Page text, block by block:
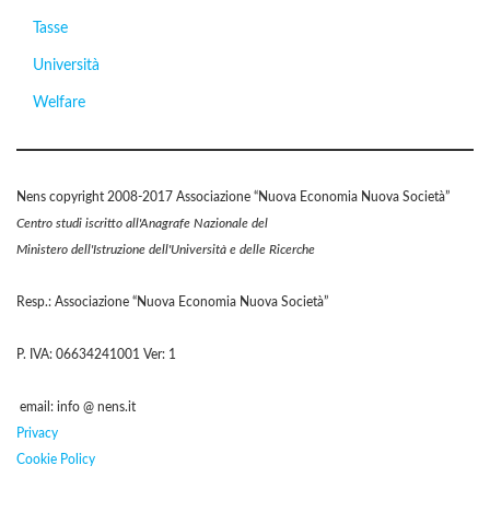
Tasse
Università
Welfare
Nens copyright 2008-2017 Associazione “Nuova Economia Nuova Società”
Centro studi iscritto all'Anagrafe Nazionale del
Ministero dell'Istruzione dell'Università e delle Ricerche
Resp.: Associazione “Nuova Economia Nuova Società”
P. IVA: 06634241001 Ver: 1
email: info @ nens.it
Privacy
Cookie Policy